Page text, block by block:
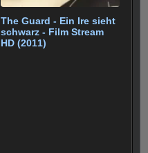
The Guard - Ein Ire sieht
schwarz - Film Stream
HD (2011)